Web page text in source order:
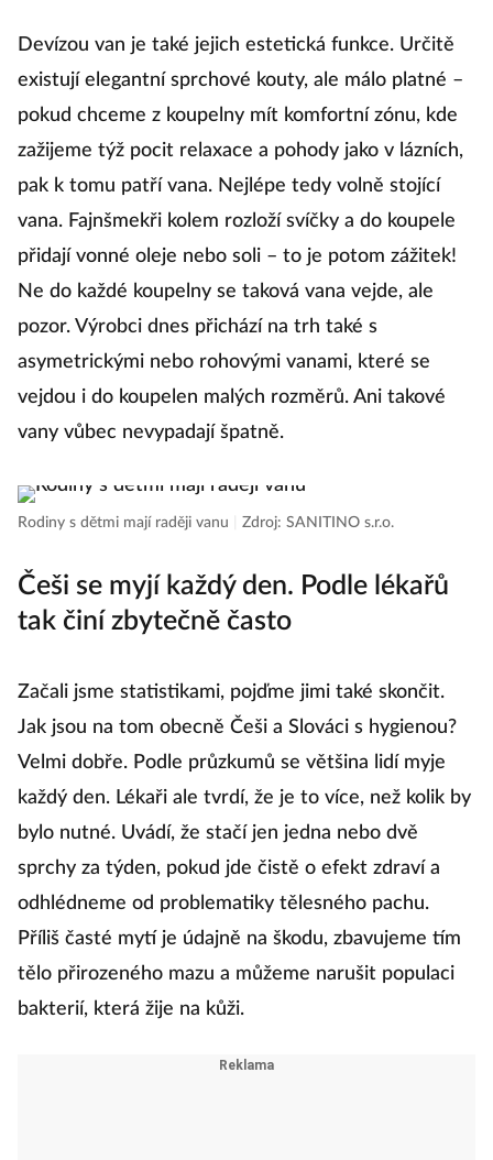
Devízou van je také jejich estetická funkce. Určitě
existují elegantní sprchové kouty, ale málo platné –
pokud chceme z koupelny mít komfortní zónu, kde
zažijeme týž pocit relaxace a pohody jako v lázních,
pak k tomu patří vana. Nejlépe tedy volně stojící
vana. Fajnšmekři kolem rozloží svíčky a do koupele
přidají vonné oleje nebo soli – to je potom zážitek!
Ne do každé koupelny se taková vana vejde, ale
pozor. Výrobci dnes přichází na trh také s
asymetrickými nebo rohovými vanami, které se
vejdou i do koupelen malých rozměrů. Ani takové
vany vůbec nevypadají špatně.
Rodiny s dětmi mají raději vanu Zdroj: SANITINO s.r.o.
Češi se myjí každý den. Podle lékařů
tak činí zbytečně často
Začali jsme statistikami, pojďme jimi také skončit.
Jak jsou na tom obecně Češi a Slováci s hygienou?
Velmi dobře. Podle průzkumů se většina lidí myje
každý den. Lékaři ale tvrdí, že je to více, než kolik by
bylo nutné. Uvádí, že stačí jen jedna nebo dvě
sprchy za týden, pokud jde čistě o efekt zdraví a
odhlédneme od problematiky tělesného pachu.
Příliš časté mytí je údajně na škodu, zbavujeme tím
tělo přirozeného mazu a můžeme narušit populaci
bakterií, která žije na kůži.